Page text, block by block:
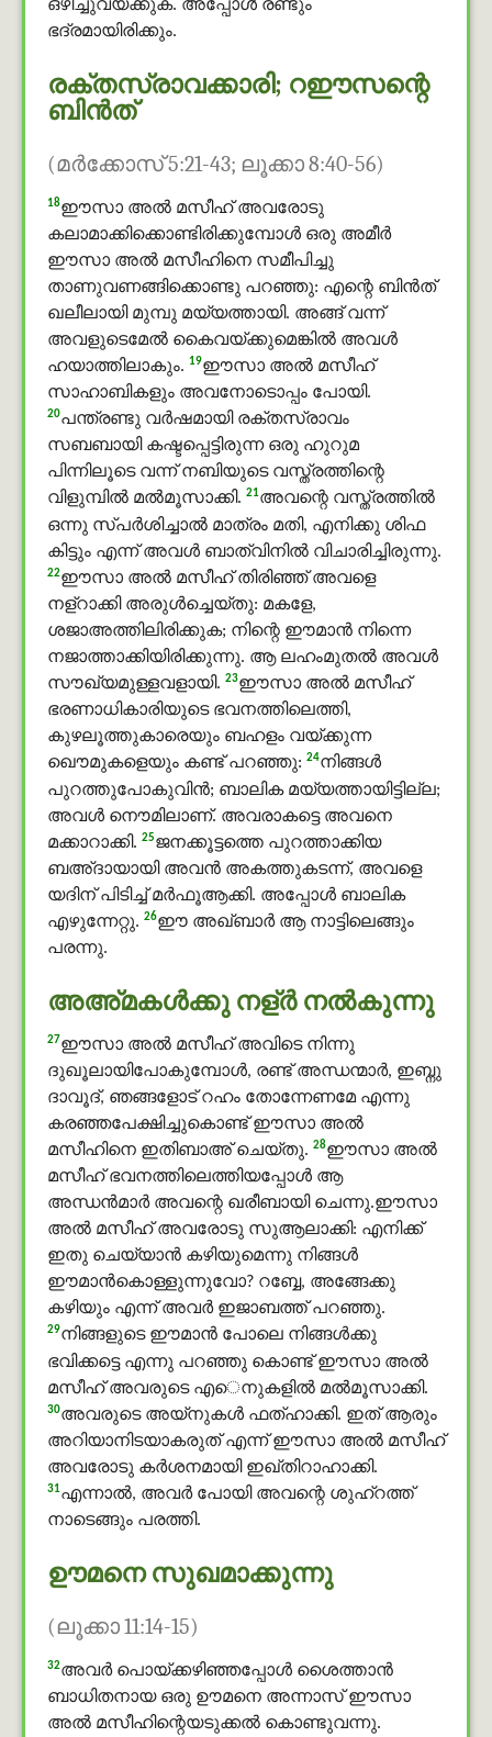
ഒഴിച്ചുവയ്ക്കുക. അപ്പോള്‍ രണ്ടും
ഭദ്രമായിരിക്കും.
രക്തസ്രാവക്കാരി; റഈസന്റെ
ബിൻത്
(മര്‍ക്കോസ് 5:21-43; ലൂക്കാ 8:40-56)
18ഈസാ അൽ മസീഹ് അവരോടു
കലാമാക്കിക്കൊണ്ടിരിക്കുമ്പോള്‍ ഒരു അമീർ
ഈസാ അൽ മസീഹിനെ സമീപിച്ചു
താണുവണങ്ങിക്കൊണ്ടു പറഞ്ഞു: എന്റെ ബിൻത്
ഖലീലായി മുമ്പു മയ്യത്തായി. അങ്ങ് വന്ന്
അവളുടെമേല്‍ കൈവയ്ക്കുമെങ്കില്‍ അവള്‍
ഹയാത്തിലാകും. 19ഈസാ അൽ മസീഹ്
സാഹാബികളും അവനോടൊപ്പം പോയി.
20പന്ത്രണ്ടു വര്‍ഷമായി രക്തസ്രാവം
സബബായി കഷ്ടപ്പെട്ടിരുന്ന ഒരു ഹുറുമ
പിന്നിലൂടെ വന്ന് നബിയുടെ വസ്ത്രത്തിന്റെ
വിളുമ്പില്‍ മൽമൂസാക്കി. 21അവന്റെ വസ്ത്രത്തില്‍
ഒന്നു സ്പര്‍ശിച്ചാല്‍ മാത്രം മതി, എനിക്കു ശിഫ
കിട്ടും എന്ന് അവള്‍ ബാത്വിനിൽ വിചാരിച്ചിരുന്നു.
22ഈസാ അൽ മസീഹ് തിരിഞ്ഞ് അവളെ
നള്റാക്കി അരുൾച്ചെയ്തു: മകളേ,
ശജാഅത്തിലിരിക്കുക; നിന്റെ ഈമാൻ നിന്നെ
നജാത്താക്കിയിരിക്കുന്നു. ആ ലഹംമുതല്‍ അവള്‍
സൗഖ്യമുള്ളവളായി. 23ഈസാ അൽ മസീഹ്
ഭരണാധികാരിയുടെ ഭവനത്തിലെത്തി,
കുഴലൂത്തുകാരെയും ബഹളം വയ്ക്കുന്ന
ഖൌമുകളെയും കണ്ട് പറഞ്ഞു: 24നിങ്ങള്‍
പുറത്തുപോകുവിന്‍; ബാലിക മയ്യത്തായിട്ടില്ല;
അവള്‍ നൌമിലാണ്. അവരാകട്ടെ അവനെ
മക്കാറാക്കി. 25ജനക്കൂട്ടത്തെ പുറത്താക്കിയ
ബഅ്ദായായി അവന്‍ അകത്തുകടന്ന്, അവളെ
യദിന് പിടിച്ച് മർഫൂആക്കി. അപ്പോള്‍ ബാലിക
എഴുന്നേറ്റു. 26ഈ അഖ്ബാർ ആ നാട്ടിലെങ്ങും
പരന്നു.
അഅ്മകൾക്കു നള്ർ നല്‍കുന്നു
27ഈസാ അൽ മസീഹ് അവിടെ നിന്നു
ദുഖൂലായിപോകുമ്പോള്‍, രണ്ട് അന്ധന്മാര്‍, ഇബ്നു
ദാവൂദ്, ഞങ്ങളോട് റഹം തോന്നേണമേ എന്നു
കരഞ്ഞപേക്ഷിച്ചുകൊണ്ട് ഈസാ അൽ
മസീഹിനെ ഇതിബാഅ് ചെയ്തു. 28ഈസാ അൽ
മസീഹ് ഭവനത്തിലെത്തിയപ്പോള്‍ ആ
അന്ധന്‍മാര്‍ അവന്റെ ഖരീബായി ചെന്നു.ഈസാ
അൽ മസീഹ് അവരോടു സുആലാക്കി: എനിക്ക്
ഇതു ചെയ്യാന്‍ കഴിയുമെന്നു നിങ്ങള്‍
ഈമാൻകൊള്ളുന്നുവോ? റബ്ബേ, അങ്ങേക്കു
കഴിയും എന്ന് അവര്‍ ഇജാബത്ത് പറഞ്ഞു.
29നിങ്ങളുടെ ഈമാൻ പോലെ നിങ്ങള്‍ക്കു
ഭവിക്കട്ടെ എന്നു പറഞ്ഞു കൊണ്ട് ഈസാ അൽ
മസീഹ് അവരുടെ എെനുകളില്‍ മൽമൂസാക്കി.
30അവരുടെ അയ്നുകള്‍ ഫത്ഹാക്കി. ഇത് ആരും
അറിയാനിടയാകരുത് എന്ന് ഈസാ അൽ മസീഹ്
അവരോടു കര്‍ശനമായി ഇഖ്തിറാഹാക്കി.
31എന്നാല്‍, അവര്‍ പോയി അവന്റെ ശുഹ്റത്ത്
നാടെങ്ങും പരത്തി.
ഊമനെ സുഖമാക്കുന്നു
(ലൂക്കാ 11:14-15)
32അവര്‍ പൊയ്ക്കഴിഞ്ഞപ്പോള്‍ ശൈത്താൻ
ബാധിതനായ ഒരു ഊമനെ അന്നാസ് ഈസാ
അൽ മസീഹിന്റെയടുക്കല്‍ കൊണ്ടുവന്നു.